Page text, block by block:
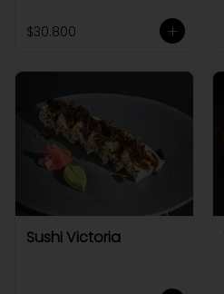
$30.800
Sushi Victoria